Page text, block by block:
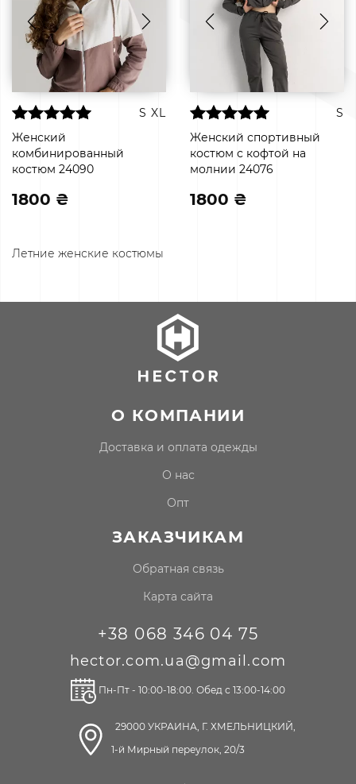
S XL
Женский
комбинированный
костюм 24090
1800 ₴
S
Женский спортивный
костюм с кофтой на
молнии 24076
1800 ₴
Летние женские костюмы
О КОМПАНИИ
доставка и оплата одежды
о нас
опт
ЗАКАЗЧИКАМ
Обратная связь
Карта сайта
+38 068 346 04 75
hector.com.ua@gmail.com
Пн-Пт - 10:00-18:00. Обед с 13:00-14:00
29000 УКРАИНА, Г. ХМЕЛЬНИЦКИЙ,
1-й Мирный переулок, 20/3